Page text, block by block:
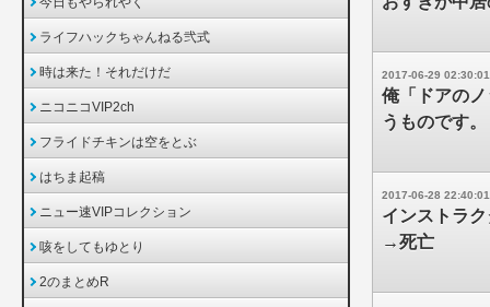
2017-06-29 02:30:01
俺「ドアの
うものです
2017-06-28 22:40:01
インストラ
→死亡
ライフハックちゃんねる弐式
時は来た！それだけだ
ニコニコVIP2ch
フライドチキンは空をとぶ
はちま起稿
ニュー速VIPコレクション
咳をしてもゆとり
2のまとめR